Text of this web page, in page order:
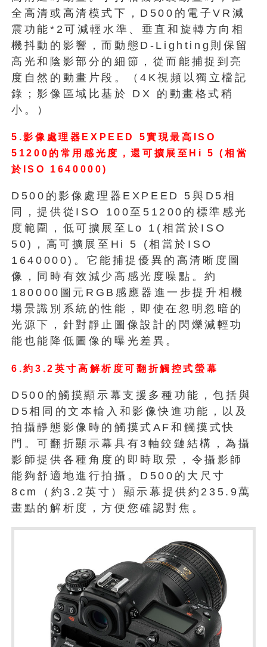
全高清或高清模式下，D500的電子VR減
震功能*2可減輕水準、垂直和旋轉方向相
機抖動的影響，而動態D-Lighting則保留
高光和陰影部分的細節，從而能捕捉到亮
度自然的動畫片段。（4K視頻以獨立檔記
錄；影像區域比基於 DX 的動畫格式稍
小。）
5.影像處理器EXPEED 5實現最高ISO
51200的常用感光度，還可擴展至Hi 5 (相當
於ISO 1640000)
D500的影像處理器EXPEED 5與D5相
同，提供從ISO 100至51200的標準感光
度範圍，低可擴展至Lo 1(相當於ISO
50)，高可擴展至Hi 5 (相當於ISO
1640000)。它能捕捉優異的高清晰度圖
像，同時有效減少高感光度噪點。約
180000圖元RGB感應器進一步提升相機
場景識別系統的性能，即使在忽明忽暗的
光源下，針對靜止圖像設計的閃爍減輕功
能也能降低圖像的曝光差異。
6.約3.2英寸高解析度可翻折觸控式螢幕
D500的觸摸顯示幕支援多種功能，包括與
D5相同的文本輸入和影像快進功能，以及
拍攝靜態影像時的觸摸式AF和觸摸式快
門。可翻折顯示幕具有3軸鉸鏈結構，為攝
影師提供各種角度的即時取景，令攝影師
能夠舒適地進行拍攝。D500的大尺寸
8cm（約3.2英寸）顯示幕提供約235.9萬
畫點的解析度，方便您確認對焦。